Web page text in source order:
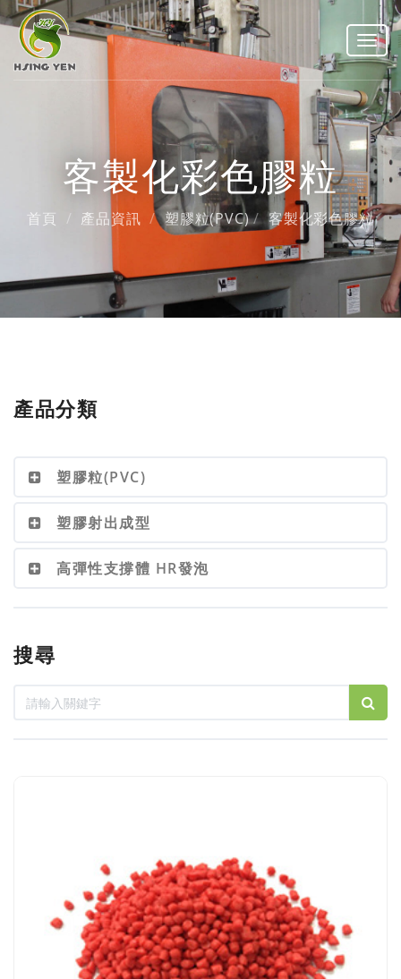
客製化彩色膠粒
首頁 產品資訊 塑膠粒(PVC) 客製化彩色膠粒
產品分類
塑膠粒(PVC)
塑膠射出成型
高彈性支撐體 HR發泡
搜尋